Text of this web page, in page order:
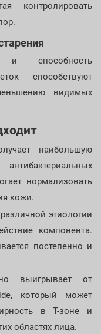
контролировать
и способность
способствуют
видимых
наибольшую
нормализовать
кожи.
различной этиологии
компонента.
постепенно и
выигрывает от
который может
в T-зоне и
областях лица.